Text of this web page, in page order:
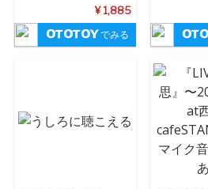
¥ 1,885
でみる